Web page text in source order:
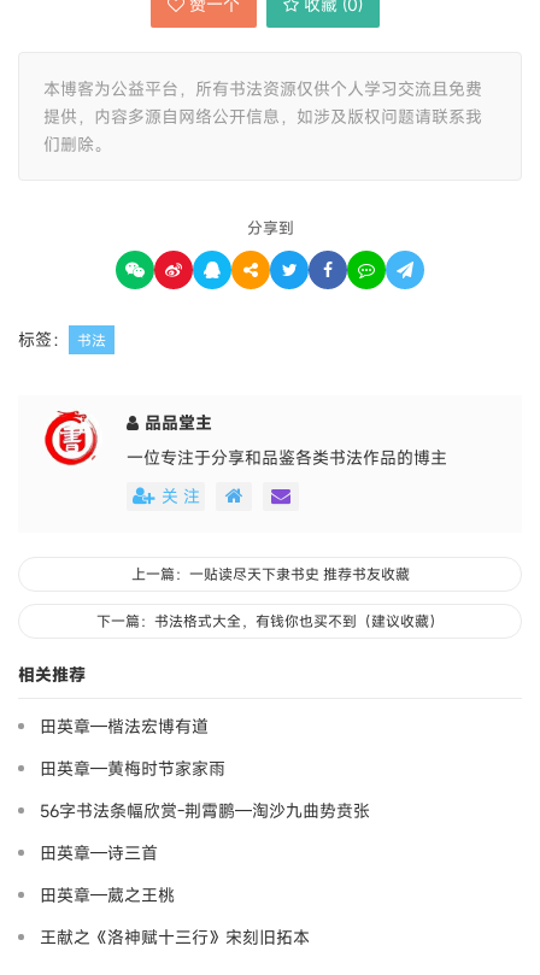
赞一个 收藏 (0)
本博客为公益平台，所有书法资源仅供个人学习交流且免费
提供，内容多源自网络公开信息，如涉及版权问题请联系我
们删除。
分享到
标签： 书法
品品堂主
一位专注于分享和品鉴各类书法作品的博主
关 注
上一篇：一贴读尽天下隶书史 推荐书友收藏
下一篇：书法格式大全，有钱你也买不到（建议收藏）
相关推荐
田英章—楷法宏博有道
田英章—黄梅时节家家雨
56字书法条幅欣赏-荆霄鹏—淘沙九曲势贲张
田英章—诗三首
田英章—葳之王桃
王献之《洛神赋十三行》宋刻旧拓本